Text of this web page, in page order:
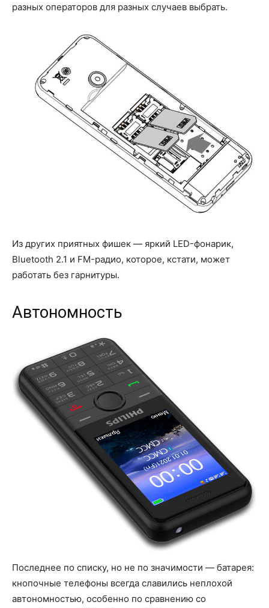
разных операторов для разных случаев выбрать.
Из других приятных фишек — яркий LED-фонарик,
Bluetooth 2.1 и FM-радио, которое, кстати, может
работать без гарнитуры.
Автономность
Последнее по списку, но не по значимости — батарея:
кнопочные телефоны всегда славились неплохой
автономностью, особенно по сравнению со